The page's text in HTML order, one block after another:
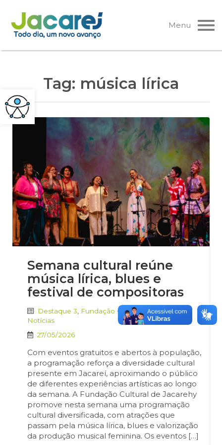
Pular
para
o
Menu
Tag: música lírica
Semana cultural reúne
música lírica, blues e
festival de compositoras
Destaque 3 Fundação Cultural de Jacarehy,
Notícias
27/05/2026
Com eventos gratuitos e abertos à população,
a programação reforça a diversidade cultural
presente em Jacareí, aproximando o público
de diferentes experiências artísticas ao longo
da semana. A Fundação Cultural de Jacarehy
promove nesta semana uma programação
cultural diversificada, com atrações que
passam pela música lírica, blues e valorização
da produção musical feminina. Os eventos […]